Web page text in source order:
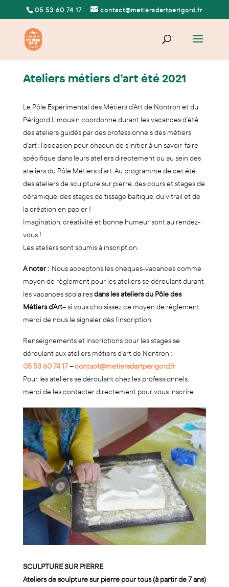
05 53 60 74 17 contact@metiersdartperigord.fr
Ateliers métiers d’art été 2021
Le Pôle Expérimental des Métiers d’Art de Nontron et du
Périgord Limousin coordonne durant les vacances d’été
des ateliers guidés par des professionnels des métiers
d’art : l’occasion pour chacun de s’initier à un savoir-faire
spécifique dans leurs ateliers directement ou au sein des
ateliers du Pôle Métiers d’art. Au programme de cet été:
des ateliers de sculpture sur pierre, des cours et stages de
céramique, des stages de tissage baltique, du vitrail et de
la création en papier !
Imagination, créativité et bonne humeur sont au rendez-
vous !
Les ateliers sont soumis à inscription.
A noter : Nous acceptons les chèques-vacances comme
moyen de règlement pour les ateliers se déroulant durant
les vacances scolairesdans les ateliers du Pôle des
Métiers d’Art– si vous choisissez ce moyen de règlement
merci de nous le signaler dès l’inscription.
Renseignements et inscriptions pour les stages se
déroulant aux ateliers métiers d’art de Nontron :
05 53 60 74 17–contact@metiersdartperigord.fr
Pour les ateliers se déroulant chez les professionnels,
merci de les contacter directement pour vous inscrire.
SCULPTURE SUR PIERRE
Ateliers de sculpture sur pierre pour tous (à partir de 7 ans)